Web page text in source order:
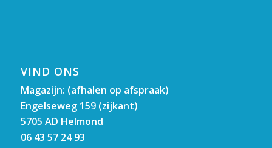
VIND ONS
Magazijn: (afhalen op afspraak)
Engelseweg 159 (zijkant)
5705 AD Helmond
06 43 57 24 93